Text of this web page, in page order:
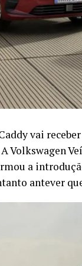
vai
Volkswagen
a
antever